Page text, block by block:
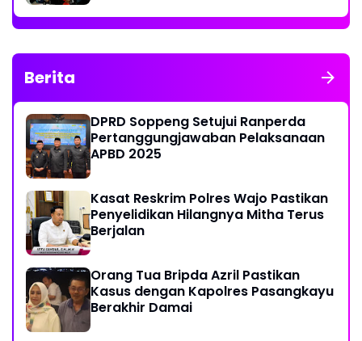
Berita
DPRD Soppeng Setujui Ranperda
Pertanggungjawaban Pelaksanaan
APBD 2025
Kasat Reskrim Polres Wajo Pastikan
Penyelidikan Hilangnya Mitha Terus
Berjalan
Orang Tua Bripda Azril Pastikan
Kasus dengan Kapolres Pasangkayu
Berakhir Damai